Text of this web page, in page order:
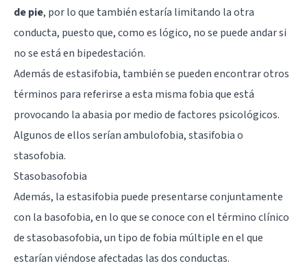
de pie, por lo que también estaría limitando la otra
conducta, puesto que, como es lógico, no se puede andar si
no se está en bipedestación.
Además de estasifobia, también se pueden encontrar otros
términos para referirse a esta misma fobia que está
provocando la abasia por medio de factores psicológicos.
Algunos de ellos serían ambulofobia, stasifobia o
stasofobia.
Stasobasofobia
Además, la estasifobia puede presentarse conjuntamente
con la basofobia, en lo que se conoce con el término clínico
de stasobasofobia, un tipo de fobia múltiple en el que
estarían viéndose afectadas las dos conductas.